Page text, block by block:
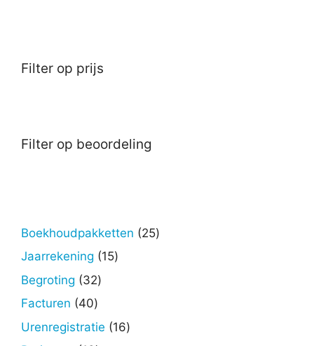
Filter op prijs
Filter op beoordeling
Boekhoudpakketten 2525
Jaarrekening 1515
Begroting 3232
Facturen 4040
producten
Urenregistratie 1616